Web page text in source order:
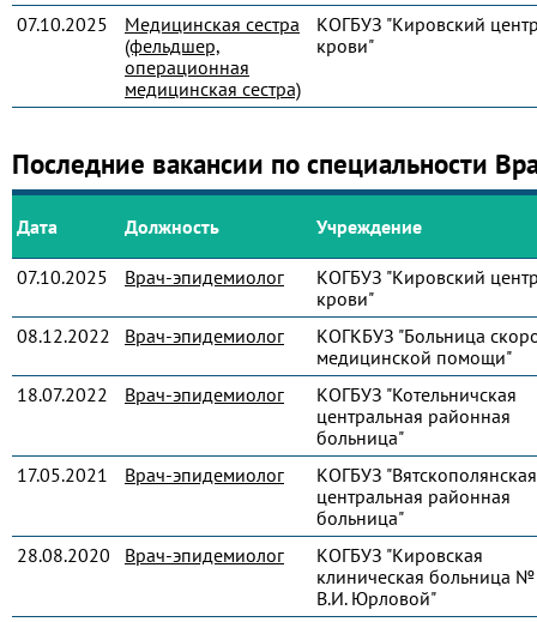
07.10.2025
Медицинская сестра
(фельдшер,
операционная
медицинская сестра)
КОГБУЗ "Кировский
крови"
Последние вакансии по специальности
Дата Должность Учреждение
07.10.2025 Врач-эпидемиолог
КОГБУЗ "Кировский
крови"
08.12.2022
Врач-эпидемиолог
КОГКБУЗ "Больница
медицинской помощи"
18.07.2022
Врач-эпидемиолог
КОГБУЗ "Котельничская
центральная районная
больница"
17.05.2021
Врач-эпидемиолог
КОГБУЗ "Вятскополянская
центральная районная
больница"
28.08.2020
Врач-эпидемиолог
КОГБУЗ "Кировская
клиническая больница
В.И. Юрловой"